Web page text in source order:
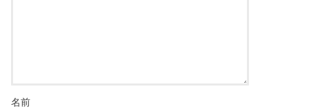
名前